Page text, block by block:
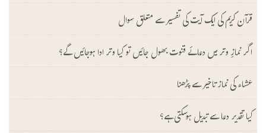
قرآن کریم کی ایک آیت کی تفسیر سے متعلق سوال
اگر نمازِ وتر میں دعائے قنوت بھول جائیں تو کیا وتر ادا ہوجائیں گے؟
عشاء کی نماز تاخیر سے پڑھنا
کیا تقدیر دعا سے تبدیل ہوسکتی ہے؟